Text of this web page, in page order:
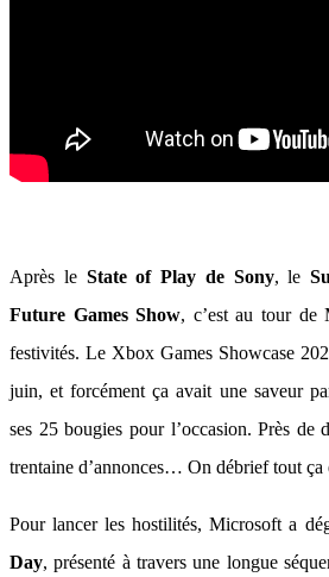
Après le State of Play de Sony, le
Future Games Show, c’est au tour de
festivités. Le Xbox Games Showcase
juin, et forcément ça avait une saveur
ses 25 bougies pour l’occasion. Près de
trentaine d’annonces… On débrief tout ça
Pour lancer les hostilités, Microsoft a
Day, présenté à travers une longue